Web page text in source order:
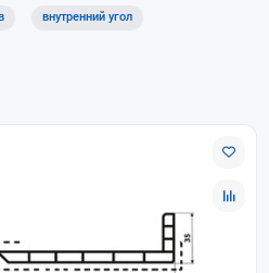
внутренний угол